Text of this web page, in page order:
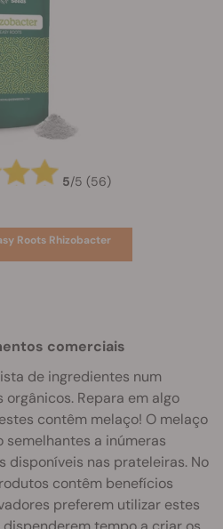
5/5 (56)
Roots Rhizobacter
comerciais
de ingredientes num
Repara em algo
contêm melaço! O melaço
a inúmeras
disponíveis nas prateleiras. No
contêm benefícios
preferem utilizar estes